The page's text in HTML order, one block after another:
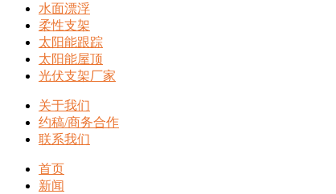
水面漂浮
柔性支架
太阳能跟踪
太阳能屋顶
光伏支架厂家
关于我们
约稿/商务合作
联系我们
首页
新闻